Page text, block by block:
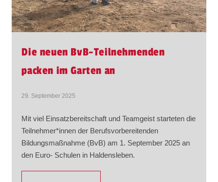
Die neuen BvB-Teilnehmenden
packen im Garten an
29. September 2025
Mit viel Einsatzbereitschaft und Teamgeist starteten die
Teilnehmer*innen der Berufsvorbereitenden
Bildungsmaßnahme (BvB) am 1. September 2025 an
den Euro- Schulen in Haldensleben.